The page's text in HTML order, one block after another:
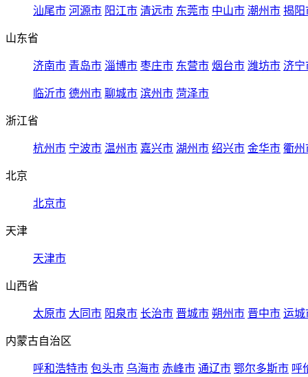
汕尾市 河源市 阳江市 清远市 东莞市 中山市 潮州市 揭阳
山东省
济南市 青岛市 淄博市 枣庄市 东营市 烟台市 潍坊市 济宁
临沂市 德州市 聊城市 滨州市 菏泽市
浙江省
杭州市 宁波市 温州市 嘉兴市 湖州市 绍兴市 金华市 衢州
北京
北京市
天津
天津市
山西省
太原市 大同市 阳泉市 长治市 晋城市 朔州市 晋中市 运城
内蒙古自治区
呼和浩特市 包头市 乌海市 赤峰市 通辽市 鄂尔多斯市 呼